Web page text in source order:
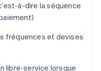
à-dire la séquence
fréquences et devises
libre-service lorsque